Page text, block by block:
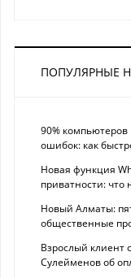
ПОПУЛЯРНЫЕ
90% компьютеров
ошибок: как
Новая функция
приватности: что
Новый Алматы:
общественные
Взрослый клиент
Сулейменов об